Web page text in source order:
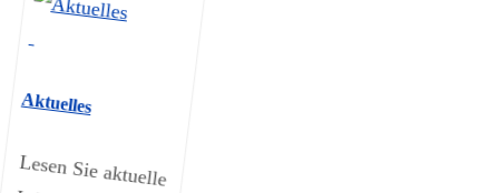
Aktuelles
Lesen Sie aktuelle
Informationen der